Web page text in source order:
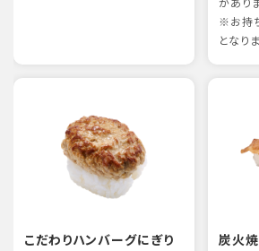
※お持
となり
こだわりハンバーグにぎり 炭火